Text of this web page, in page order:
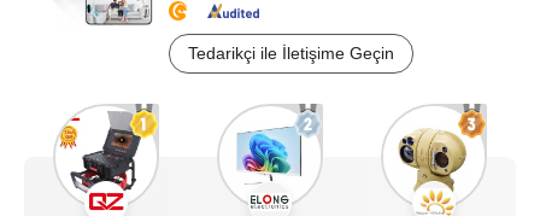
Tedarikçi ile İletişime Geçin